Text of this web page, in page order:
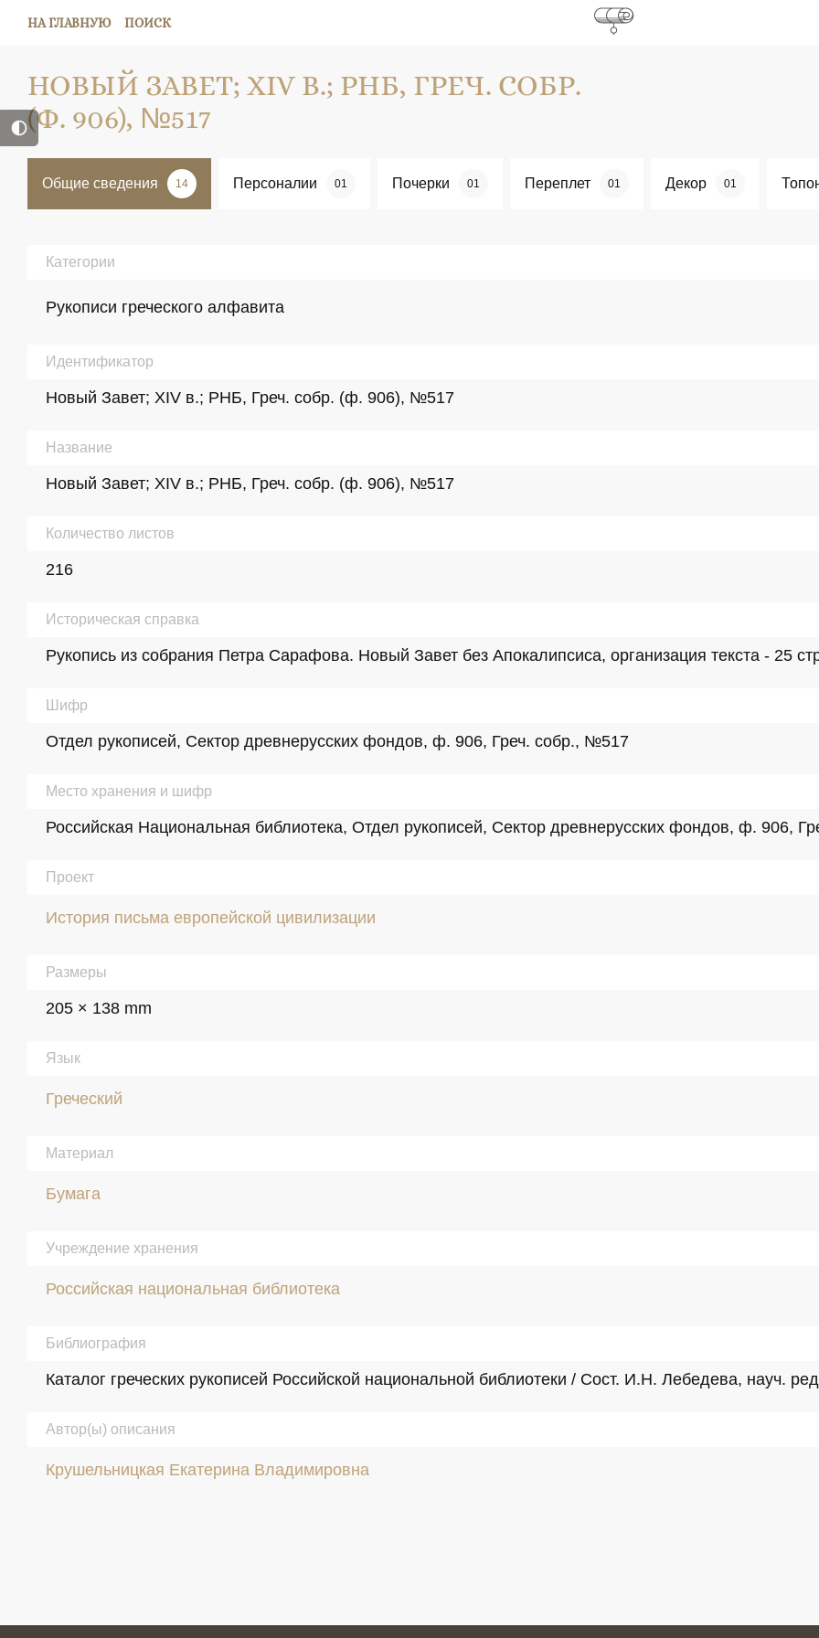
НА ГЛАВНУЮ ПОИСК
НОВЫЙ ЗАВЕТ; XIV В.; РНБ, ГРЕЧ. СОБР.
(Ф. 906), №517
Общие сведения 14 Персоналии 01 Почерки 01 Переплет 01 Декор 01
Категории
Рукописи греческого алфавита
Идентификатор
Новый Завет; XIV в.; РНБ, Греч. собр. (ф. 906), №517
Название
Новый Завет; XIV в.; РНБ, Греч. собр. (ф. 906), №517
Количество листов
216
Историческая справка
Рукопись из собрания Петра Сарафова. Новый Завет без Апокалипсиса, организация текста - 25
Шифр
Отдел рукописей, Сектор древнерусских фондов, ф. 906, Греч. собр., №517
Место хранения и шифр
Российская Национальная библиотека, Отдел рукописей, Сектор древнерусских фондов, ф. 906,
Проект
История письма европейской цивилизации
Размеры
205 × 138 mm
Язык
Греческий
Материал
Бумага
Учреждение хранения
Российская национальная библиотека
Библиография
Каталог греческих рукописей Российской национальной библиотеки / Сост. И.Н. Лебедева,
Автор(ы) описания
Крушельницкая Екатерина Владимировна